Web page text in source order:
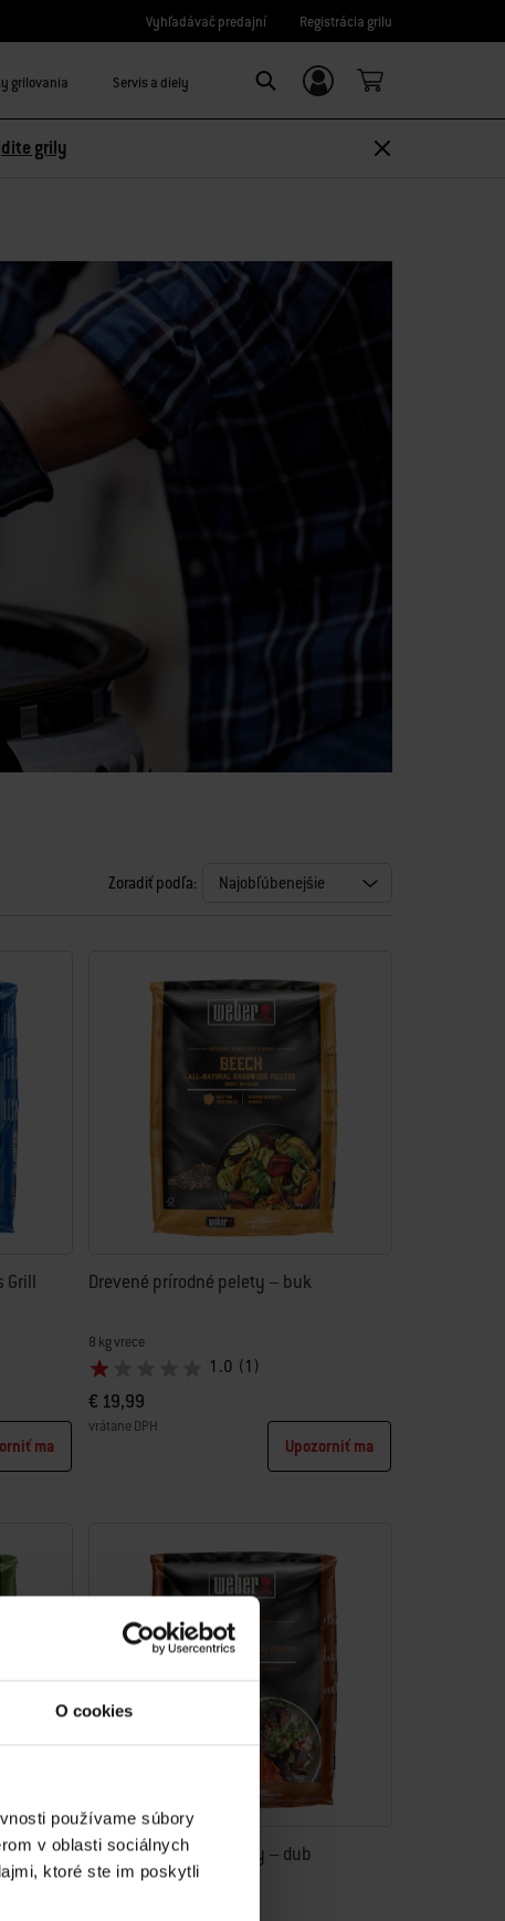
O cookies
používame súbory
v oblasti sociálnych
ktoré ste im poskytli
Vyhľadávač predajní Registrácia grilu
grilovania Servis a diely Prihláste sa/Zaregistrujte sa
grily
Zoradiť podľa:
Grill
ma
Drevené prírodné pelety – buk
8 kg vrece
1.0 (1)
€ 19,99
vrátane DPH
Upozorniť ma
Drevené prírodné pelety – dub
8 kg vrece